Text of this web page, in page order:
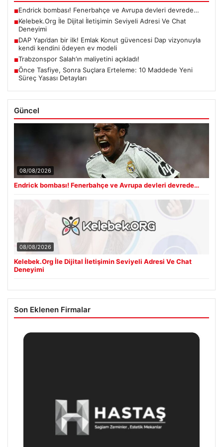
■Endrick bombası! Fenerbahçe ve Avrupa devleri devrede…
■Kelebek.Org İle Dijital İletişimin Seviyeli Adresi Ve Chat
Deneyimi
■DAP Yapı’dan bir ilk! Emlak Konut güvencesi Dap vizyonuyla
kendi kendini ödeyen ev modeli
■Trabzonspor Salah’ın maliyetini açıkladı!
■Önce Tasfiye, Sonra Suçlara Erteleme: 10 Maddede Yeni
Süreç Yasası Detayları
Güncel
08/08/2026
Endrick bombası! Fenerbahçe ve Avrupa devleri devrede…
08/08/2026
Kelebek.Org İle Dijital İletişimin Seviyeli Adresi Ve Chat
Deneyimi
Son Eklenen Firmalar